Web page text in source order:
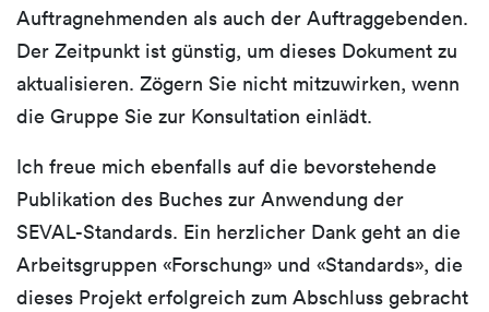
Auftragnehmenden als auch der Auftraggebenden.
Der Zeitpunkt ist günstig, um dieses Dokument zu
aktualisieren. Zögern Sie nicht mitzuwirken, wenn
die Gruppe Sie zur Konsultation einlädt.
Ich freue mich ebenfalls auf die bevorstehende
Publikation des Buches zur Anwendung der
SEVAL-Standards. Ein herzlicher Dank geht an die
Arbeitsgruppen «Forschung» und «Standards», die
dieses Projekt erfolgreich zum Abschluss gebracht